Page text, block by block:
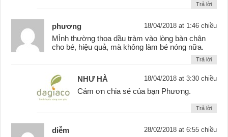
Trả lời
phương 18/04/2018 at 1:46 chiều
MÌnh thường thoa dầu tràm vào lòng bàn chân
cho bé, hiệu quả, mà không làm bé nóng nữa.
Trả lời
NHƯ HÀ 18/04/2018 at 3:30 chiều
Cảm ơn chia sẻ của bạn Phương.
Trả lời
diễm 28/02/2018 at 6:55 chiều